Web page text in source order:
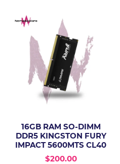
16GB RAM SO-DIMM
DDR5 KINGSTON FURY
IMPACT 5600MTS CL40
$200.00